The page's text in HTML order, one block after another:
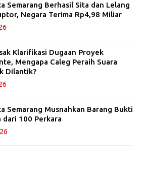
Semarang Berhasil Sita dan Lelang
Negara Terima Rp4,98 Miliar
Klarifikasi Dugaan Proyek
Mengapa Caleg Peraih Suara
Dilantik?
Semarang Musnahkan Barang Bukti
dari 100 Perkara